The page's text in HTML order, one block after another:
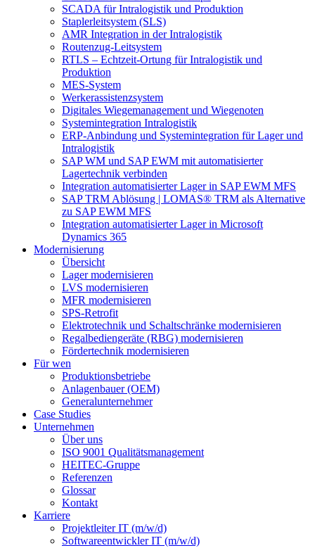
SCADA für Intralogistik und Produktion
Staplerleitsystem (SLS)
AMR Integration in der Intralogistik
Routenzug-Leitsystem
RTLS – Echtzeit-Ortung für Intralogistik und
Produktion
MES-System
Werkerassistenzsystem
Digitales Wiegemanagement und Wiegenoten
Systemintegration Intralogistik
ERP-Anbindung und Systemintegration für Lager und
Intralogistik
SAP WM und SAP EWM mit automatisierter
Lagertechnik verbinden
Integration automatisierter Lager in SAP EWM MFS
SAP TRM Ablösung | LOMAS® TRM als Alternative
zu SAP EWM MFS
Integration automatisierter Lager in Microsoft
Dynamics 365
Modernisierung
Übersicht
Lager modernisieren
LVS modernisieren
MFR modernisieren
SPS-Retrofit
Elektrotechnik und Schaltschränke modernisieren
Regalbediengeräte (RBG) modernisieren
Fördertechnik modernisieren
Für wen
Produktionsbetriebe
Anlagenbauer (OEM)
Generalunternehmer
Case Studies
Unternehmen
Über uns
ISO 9001 Qualitätsmanagement
HEITEC-Gruppe
Referenzen
Glossar
Kontakt
Karriere
Projektleiter IT (m/w/d)
Softwareentwickler IT (m/w/d)